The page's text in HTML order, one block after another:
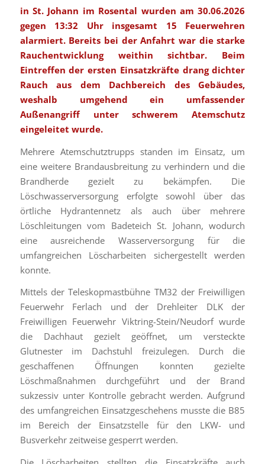
in St. Johann im Rosental wurden am 30.06.2026
gegen 13:32 Uhr insgesamt 15 Feuerwehren
alarmiert. Bereits bei der Anfahrt war die starke
Rauchentwicklung weithin sichtbar. Beim
Eintreffen der ersten Einsatzkräfte drang dichter
Rauch aus dem Dachbereich des Gebäudes,
weshalb umgehend ein umfassender
Außenangriff unter schwerem Atemschutz
eingeleitet wurde.
Mehrere Atemschutztrupps standen im Einsatz, um
eine weitere Brandausbreitung zu verhindern und die
Brandherde gezielt zu bekämpfen. Die
Löschwasserversorgung erfolgte sowohl über das
örtliche Hydrantennetz als auch über mehrere
Löschleitungen vom Badeteich St. Johann, wodurch
eine ausreichende Wasserversorgung für die
umfangreichen Löscharbeiten sichergestellt werden
konnte.
Mittels der Teleskopmastbühne TM32 der Freiwilligen
Feuerwehr Ferlach und der Drehleiter DLK der
Freiwilligen Feuerwehr Viktring-Stein/Neudorf wurde
die Dachhaut gezielt geöffnet, um versteckte
Glutnester im Dachstuhl freizulegen. Durch die
geschaffenen Öffnungen konnten gezielte
Löschmaßnahmen durchgeführt und der Brand
sukzessiv unter Kontrolle gebracht werden. Aufgrund
des umfangreichen Einsatzgeschehens musste die B85
im Bereich der Einsatzstelle für den LKW- und
Busverkehr zeitweise gesperrt werden.